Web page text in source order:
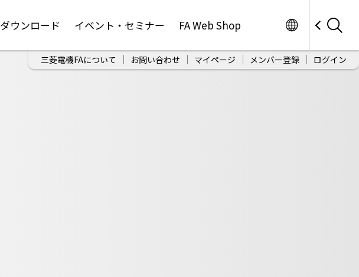
ダウンロード イベント・セミナー FA Web Shop
三菱電機FAについて お問い合わせ マイページ メンバー登録 ログイン